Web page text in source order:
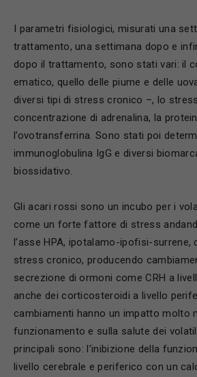
I parametri fisiologici, misurati una
trattamento, una settimana dopo e
dopo il trattamento, sono stati vari: il
ematico, quello delle piume e delle
diversi tipi di stress cronico –, lo
concentrazione di adrenalina, la
l’ovotransferrina. Sono stati poi
immunoglobulina IgG e diversi
biossidativo.
Gli acari rossi sono un incubo per i
come un forte fattore di stress
l’asse HPA, ipotalamo-ipofisi-surrene,
stress cronico, producendo
secrezione di ormoni come CRH a
anche dei corticosteroidi a livello
cambiamenti hanno un impatto molto
funzionamento e sulla salute dei
principali sono: l’inibizione della
livello cerebrale e periferico con un